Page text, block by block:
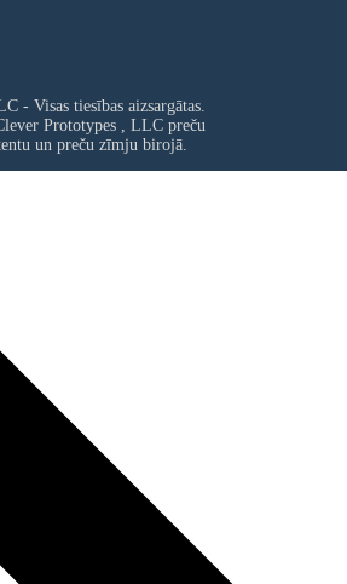
- Visas tiesības aizsargātas.
Prototypes , LLCpreču
un preču zīmju birojā.